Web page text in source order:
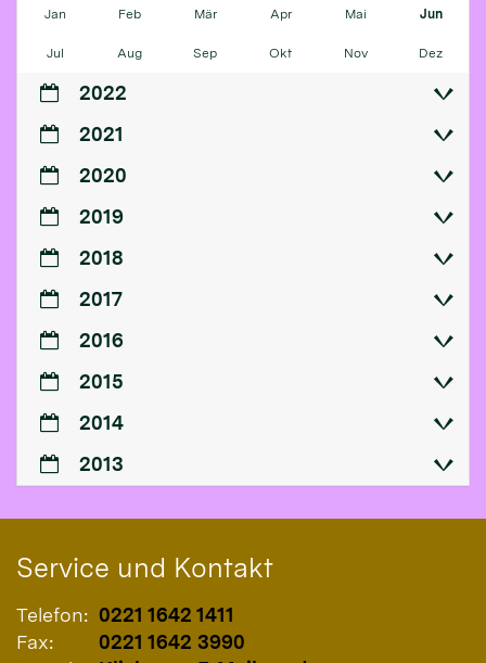
Jan Feb Mär Apr Mai Jun
Jul Aug Sep Okt Nov Dez
2022
2021
2020
2019
2018
2017
2016
2015
2014
2013
Service und Kontakt
Telefon: 0221 1642 1411
Fax:
0221 1642 3990